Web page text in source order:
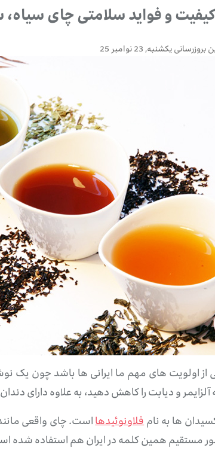
کیفیت و فواید سلامتی چای
بروزرسانییکشنبه, 23 نوامبر 25
از اولویت های مهم ما ایرانی ها باشد چون
و دیابت را کاهش دهید، به علاوه دارای
ها به نامفلاونوئیدهااست. چای واقعی
مستقیم همین کلمه در ایران هم استفاده شده